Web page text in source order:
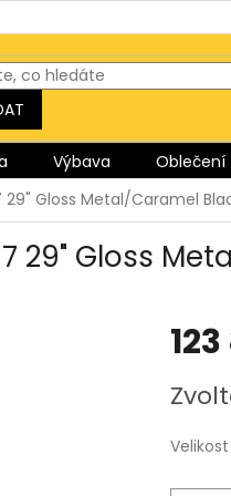
Výbava Oblečení
29" Gloss Metal/Caramel
29" Gloss
cena:
Velikost